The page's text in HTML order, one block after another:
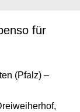
für
(Pfalz) –